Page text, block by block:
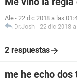
Ale - 22 dic 2018 a las
Dr.Josh - 22 dic 2018
2 respuestas
me he echo